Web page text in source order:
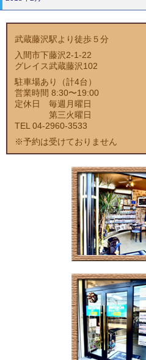
武蔵藤沢駅より徒歩５分
入間市下藤沢2-1-22
グレイス武蔵藤沢102
駐車場あり（計4台）
営業時間 8:30〜19:00
定休日 毎週月曜日
第三火曜日
TEL 04-2960-3533
※予約は受けておりません